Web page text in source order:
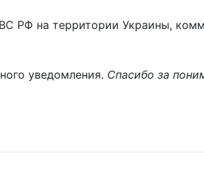
РФ на территории Украины,
уведомления. Спасибо за